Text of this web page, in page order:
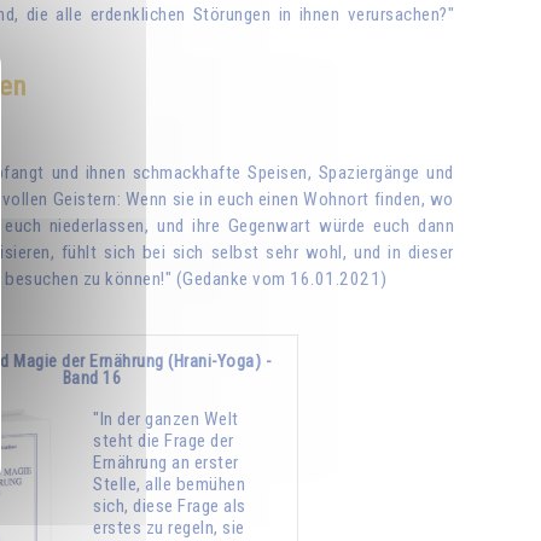
die alle erdenklichen Störungen in ihnen verursachen?"
und ihnen schmackhafte Speisen, Spaziergänge und
Geistern: Wenn sie in euch einen Wohnort finden, wo
niederlassen, und ihre Gegenwart würde euch dann
fühlt sich bei sich selbst sehr wohl, und in dieser
zu können!" (Gedanke vom 16.01.2021)
Magie der Ernährung (Hrani-Yoga) -
Band 16
"In der ganzen Welt
steht die Frage der
Ernährung an erster
Stelle, alle bemühen
sich, diese Frage als
erstes zu regeln, sie